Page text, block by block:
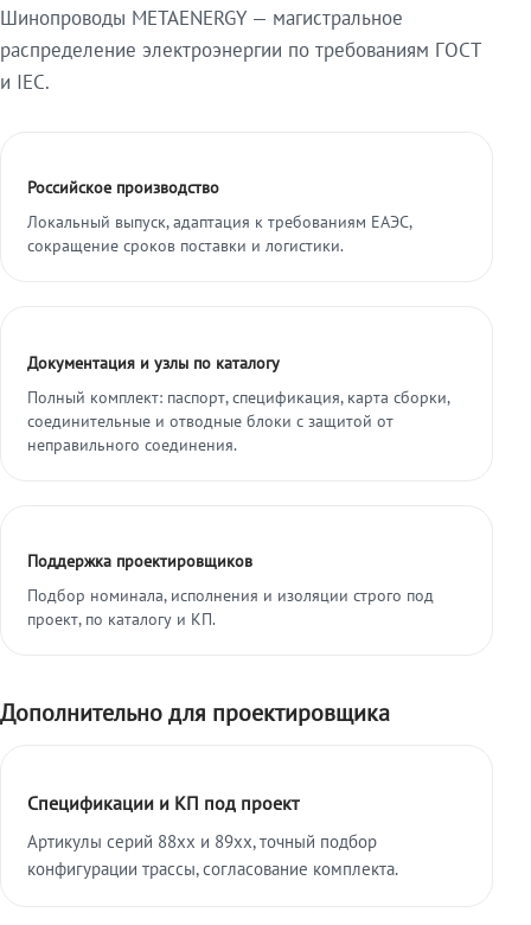
Шинопроводы METAENERGY — магистральное
распределение электроэнергии по требованиям ГОСТ
и IEC.
Российское производство
Локальный выпуск, адаптация к требованиям ЕАЭС,
сокращение сроков поставки и логистики.
Документация и узлы по каталогу
Полный комплект: паспорт, спецификация, карта сборки,
соединительные и отводные блоки с защитой от
неправильного соединения.
Поддержка проектировщиков
Подбор номинала, исполнения и изоляции строго под
проект, по каталогу и КП.
Дополнительно для проектировщика
Спецификации и КП под проект
Артикулы серий 88xx и 89xx, точный подбор
конфигурации трассы, согласование комплекта.